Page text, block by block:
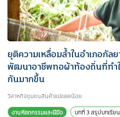
ยุติความเหลื่อมล้ำในอำเภอกั
พัฒนาอาชีพทอผ้าท้องถิ่นที่ทำ
กันมากขึ้น
วิสาหกิจชุมชนสินค้าแม่แดดน้อย
งานหัตถกรรมและฝีมือ
บทที่ 3 สรุปบทเรียน